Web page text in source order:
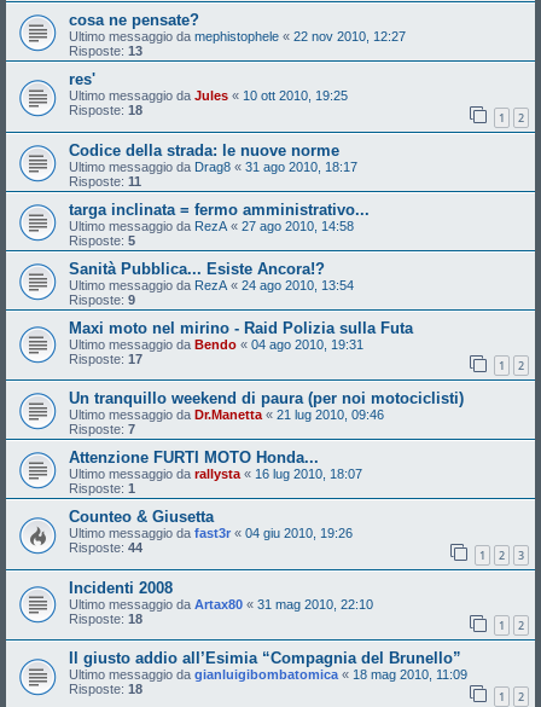
cosa ne pensate?
Ultimo messaggio da mephistophele « 22 nov 2010, 12:27
Risposte: 13
res'
Ultimo messaggio da Jules « 10 ott 2010, 19:25
Risposte: 18 1 2
Codice della strada: le nuove norme
Ultimo messaggio da Drag8 « 31 ago 2010, 18:17
Risposte: 11
targa inclinata = fermo amministrativo...
Ultimo messaggio da RezA « 27 ago 2010, 14:58
Risposte: 5
Sanità Pubblica... Esiste Ancora!?
Ultimo messaggio da RezA « 24 ago 2010, 13:54
Risposte: 9
Maxi moto nel mirino - Raid Polizia sulla Futa
Ultimo messaggio da Bendo « 04 ago 2010, 19:31
Risposte: 17 1 2
Un tranquillo weekend di paura (per noi motociclisti)
Ultimo messaggio da Dr.Manetta « 21 lug 2010, 09:46
Risposte: 7
Attenzione FURTI MOTO Honda...
Ultimo messaggio da rallysta « 16 lug 2010, 18:07
Risposte: 1
Counteo & Giusetta
Ultimo messaggio da fast3r « 04 giu 2010, 19:26
Risposte: 44 1 2 3
Incidenti 2008
Ultimo messaggio da Artax80 « 31 mag 2010, 22:10
Risposte: 18 1 2
Il giusto addio all’Esimia “Compagnia del Brunello”
Ultimo messaggio da gianluigibombatomica« 18 mag 2010, 11:09
Risposte: 18 1 2